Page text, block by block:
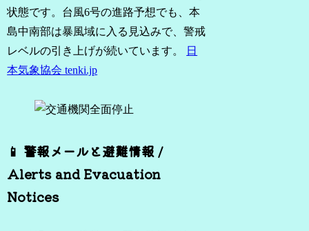
状態です。台風6号の進路予想でも、本
島中南部は暴風域に入る見込みで、警戒
レベルの引き上げが続いています。
日
本気象協会 tenki.jp
📱 警報メールと避難情報 /
Alerts and Evacuation
Notices